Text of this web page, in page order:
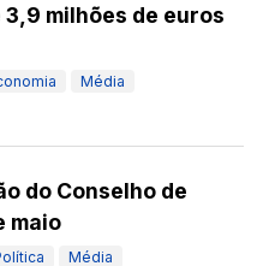
milhões de euros
Média
do Conselho de
maio
Média